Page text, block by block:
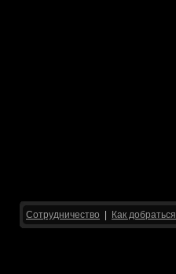
Сотрудничество Как добраться